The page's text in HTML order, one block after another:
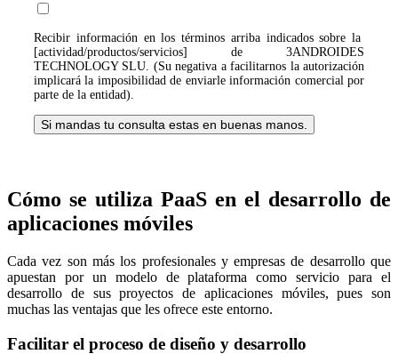
Recibir información en los términos arriba indicados sobre la
[actividad/productos/servicios] de 3ANDROIDES
TECHNOLOGY SLU. (Su negativa a facilitarnos la autorización
implicará la imposibilidad de enviarle información comercial por
parte de la entidad).
Si mandas tu consulta estas en buenas manos.
Cómo se utiliza PaaS en el desarrollo de
aplicaciones móviles
Cada vez son más los profesionales y empresas de desarrollo que
apuestan por un modelo de plataforma como servicio para el
desarrollo de sus proyectos de aplicaciones móviles, pues son
muchas las ventajas que les ofrece este entorno.
Facilitar el proceso de diseño y desarrollo